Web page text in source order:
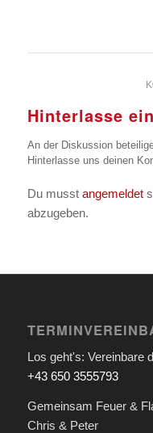
Hinterlasse
An der Diskussion
Hinterlasse uns deinen
Du musst angemeldet
abzugeben.
Los geht's: Vereinbare
+43 650 3555793
Gemeinsam Feuer &
Chris & Peter